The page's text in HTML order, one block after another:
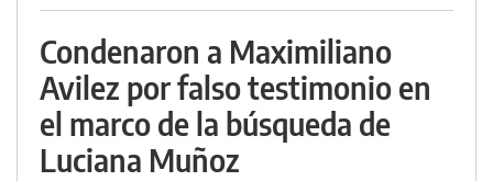
Condenaron a Maximiliano
Avilez por falso testimonio en
el marco de la búsqueda de
Luciana Muñoz